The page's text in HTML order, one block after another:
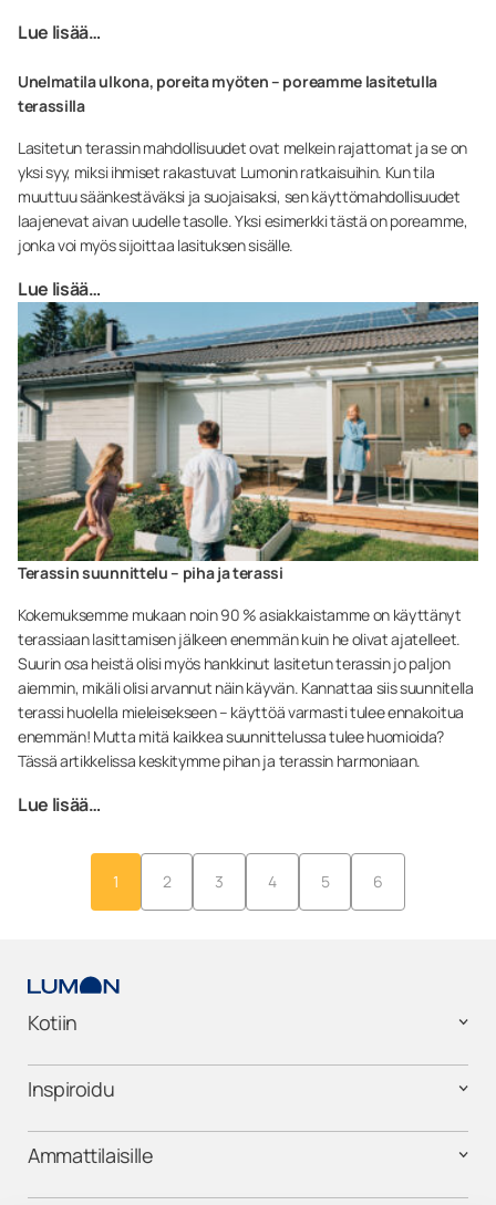
Lue lisää…
Unelmatila ulkona, poreita myöten – poreamme lasitetulla
terassilla
Lasitetun terassin mahdollisuudet ovat melkein rajattomat ja se on
yksi syy, miksi ihmiset rakastuvat Lumonin ratkaisuihin. Kun tila
muuttuu säänkestäväksi ja suojaisaksi, sen käyttömahdollisuudet
laajenevat aivan uudelle tasolle. Yksi esimerkki tästä on poreamme,
jonka voi myös sijoittaa lasituksen sisälle.
Lue lisää…
Terassin suunnittelu – piha ja terassi
Kokemuksemme mukaan noin 90 % asiakkaistamme on käyttänyt
terassiaan lasittamisen jälkeen enemmän kuin he olivat ajatelleet.
Suurin osa heistä olisi myös hankkinut lasitetun terassin jo paljon
aiemmin, mikäli olisi arvannut näin käyvän. Kannattaa siis suunnitella
terassi huolella mieleisekseen – käyttöä varmasti tulee ennakoitua
enemmän! Mutta mitä kaikkea suunnittelussa tulee huomioida?
Tässä artikkelissa keskitymme pihan ja terassin harmoniaan.
Lue lisää…
1 2 3 4 5 6
Kotiin
Inspiroidu
Ammattilaisille